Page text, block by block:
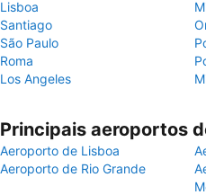
Lisboa
Santiago
São Paulo
Roma
Los Angeles
Principais aeroportos
Aeroporto de Lisboa
Aeroporto de Rio Grande